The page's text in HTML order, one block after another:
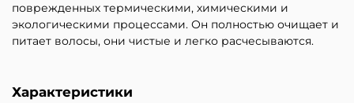
поврежденных термическими, химическими и
экологическими процессами. Он полностью очищает и
питает волосы, они чистые и легко расчесываются.
Характеристики